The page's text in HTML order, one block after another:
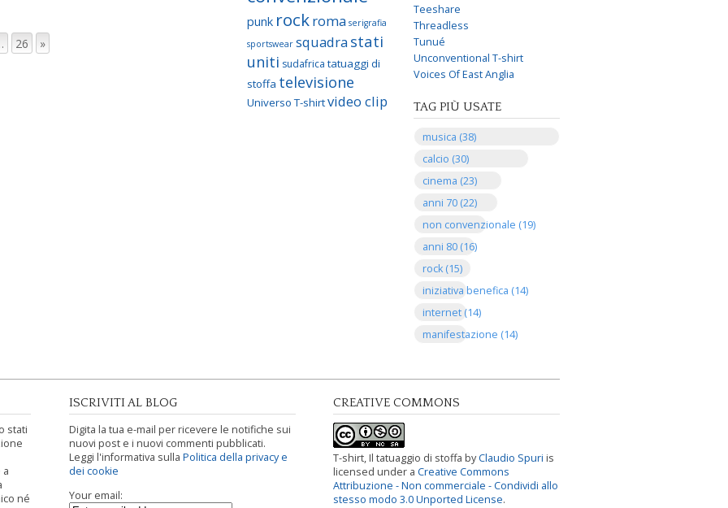
26 »
punk rockroma serigrafia
sportswear squadra stati
uniti sudafrica tatuaggi di
stoffa televisione
Universo T-shirtvideo clip
Teeshare
Threadless
Tunué
Unconventional T-shirt
Voices Of East Anglia
TAG PIÙ USATE
musica (38)
calcio (30)
cinema (23)
anni 70 (22)
non convenzionale (19)
anni 80 (16)
rock (15)
iniziativa benefica (14)
internet (14)
manifestazione (14)
stati
né
ISCRIVITI AL BLOG
Digita la tua e-mail per ricevere le notifiche sui
nuovi post e i nuovi commenti pubblicati.
Leggi l'informativa sulla Politica della privacy e
dei cookie
Your email:
CREATIVE COMMONS
T-shirt, Il tatuaggio di stoffa byClaudio Spuri is
licensed under a Creative Commons
Attribuzione - Non commerciale - Condividi allo
stesso modo 3.0 Unported License.